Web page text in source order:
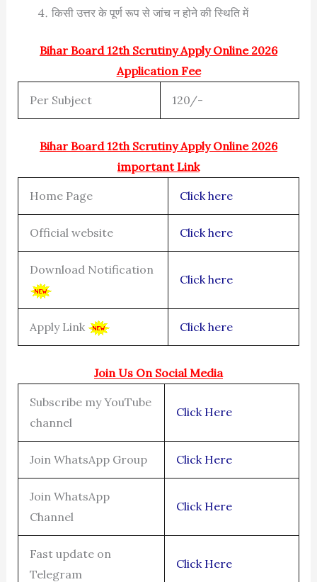
किसी उत्तर के पूर्ण रूप से जांच न होने की स्थिति में
Bihar Board 12th Scrutiny Apply Online 2026
Application Fee
Per Subject 120/-
Bihar Board 12th Scrutiny Apply Online 2026
important Link
Home Page Click here
Official website Click here
Download Notification
Click here
Apply Link Click here
Join Us On Social Media
Subscribe my YouTube
channel
Click Here
Join WhatsApp Group Click Here
Join WhatsApp
Channel
Click Here
Fast update on
Telegram
Click Here